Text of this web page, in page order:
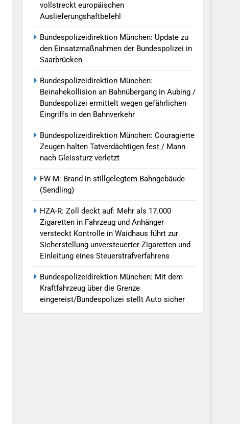
vollstreckt europäischen
Auslieferungshaftbefehl
Bundespolizeidirektion München: Update zu
den Einsatzmaßnahmen der Bundespolizei in
Saarbrücken
Bundespolizeidirektion München:
Beinahekollision an Bahnübergang in Aubing /
Bundespolizei ermittelt wegen gefährlichen
Eingriffs in den Bahnverkehr
Bundespolizeidirektion München: Couragierte
Zeugen halten Tatverdächtigen fest / Mann
nach Gleissturz verletzt
FW-M: Brand in stillgelegtem Bahngebäude
(Sendling)
HZA-R: Zoll deckt auf: Mehr als 17.000
Zigaretten in Fahrzeug und Anhänger
versteckt Kontrolle in Waidhaus führt zur
Sicherstellung unversteuerter Zigaretten und
Einleitung eines Steuerstrafverfahrens
Bundespolizeidirektion München: Mit dem
Kraftfahrzeug über die Grenze
eingereist/Bundespolizei stellt Auto sicher